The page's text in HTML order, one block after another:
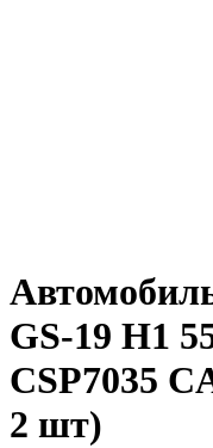
GS-19 H1
CSP7035
2 шт)